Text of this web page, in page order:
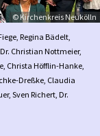
© Kirchenkreis Neukölln
Regina Bädelt,
Christian Nottmeier,
Christa Höfflin-Hanke,
Dreßke, Claudia
Sven Richert, Dr.